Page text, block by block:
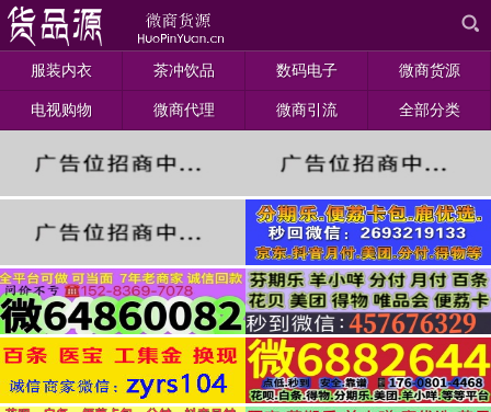
服装内衣 茶冲饮品 数码电子 微商货源
电视购物 微商代理 微商引流 全部分类